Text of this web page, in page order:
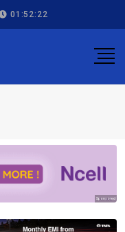
01:52:22
Sponsored